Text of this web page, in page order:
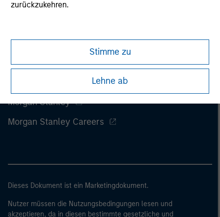
zurückzukehren.
Stimme zu
Lehne ab
Morgan Stanley
Morgan Stanley Careers
Dieses Dokument ist ein Marketingdokument.
Nutzer müssen die Nutzungsbedingungen lesen und
akzeptieren, da in diesen bestimmte gesetzliche und